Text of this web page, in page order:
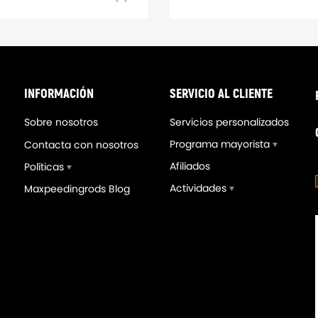
-18%
E46 Sedán Coupe 1998-
compatible para BMW
E36 E46 Z4 X3 328is
INFORMACIÓN
Sobre nosotros
Contacta con nosotros
Políticas
Maxpeedingrods Blog
SERVICIO AL CLIENTE
Servicios personalizados
Programa mayorista
Afiliados
Actividades